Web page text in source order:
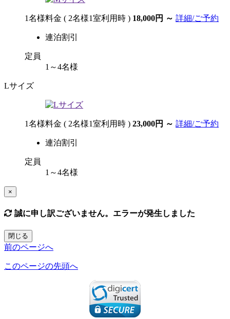
1名様料金 ( 2名様1室利用時 ) 18,000円 ～ 詳細/ご予約
連泊割引
定員
1～4名様
Lサイズ
1名様料金 ( 2名様1室利用時 ) 23,000円 ～ 詳細/ご予約
連泊割引
定員
1～4名様
×
誠に申し訳ございません。エラーが発生しました
閉じる
前のページへ
このページの先頭へ